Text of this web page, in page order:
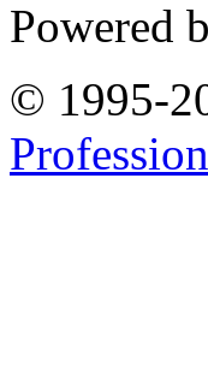
Powered
© 1995-